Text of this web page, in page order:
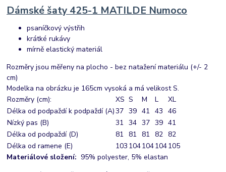
Dámské šaty 425-1 MATILDE Numoco
psaníčkový výstřih
krátké rukávy
mírně elastický materiál
Rozměry jsou měřeny na plocho - bez natažení materiálu (+/- 2
cm)
Modelka na obrázku je 165cm vysoká a má velikost S.
Rozměry (cm):
XS S M L
XL
Délka od podpaždí k podpaždí (A)37 39 41 43 46
Nízký pas (B)
31 34 37 39 41
Délka od podpaždí (D)
81 81 81 82 82
Délka od ramene (E)
103 104104104105
Materiálové složení: 95% polyester, 5% elastan